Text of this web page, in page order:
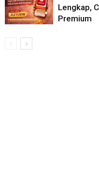
Lengkap,
Premium